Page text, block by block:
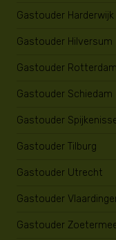
Gastouder Harderwijk
Gastouder Hilversum
Gastouder Rotterdam
Gastouder Schiedam
Gastouder
Gastouder Tilburg
Gastouder Utrecht
Gastouder
Gastouder